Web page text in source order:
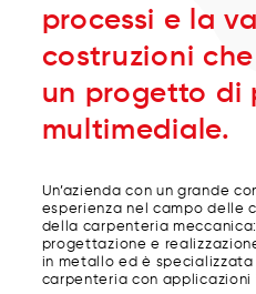
processi e la
costruzioni
un progetto di
multimediale.
Un’azienda con un grande
esperienza nel campo delle
della carpenteria
progettazione e
in metallo ed è
carpenteria con applicazioni